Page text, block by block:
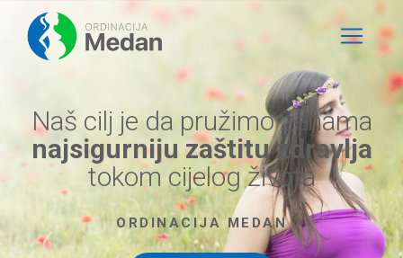
Naš cilj je da pružimo ženama
najsigurniju zaštitu zdravlja
tokom cijelog života
ORDINACIJA MEDAN